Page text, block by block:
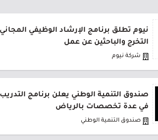
نيوم تطلق برنامج الإرشاد الوظيفي
التخرج والباحثين عن عمل
شركة نيوم
صندوق التنمية الوطني يعلن برنامج التدريب
في عدة تخصصات بالرياض
صندوق التنمية الوطني